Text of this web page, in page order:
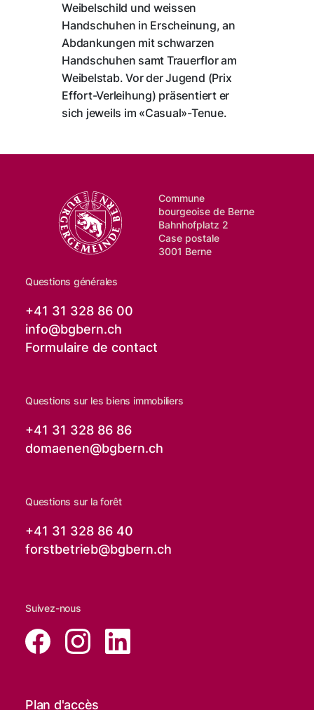
Weibelschild und weissen
Handschuhen in Erscheinung, an
Abdankungen mit schwarzen
Handschuhen samt Trauerflor am
Weibelstab. Vor der Jugend (Prix
Effort-Verleihung) präsentiert er
sich jeweils im «Casual»-Tenue.
Commune
bourgeoise de Berne
Bahnhofplatz 2
Case postale
3001 Berne
Questions générales
+41 31 328 86 00
info@bgbern.ch
Formulaire de contact
Questions sur les biens immobiliers
+41 31 328 86 86
domaenen@bgbern.ch
Questions sur la forêt
+41 31 328 86 40
forstbetrieb@bgbern.ch
Suivez-nous
Plan d'accès